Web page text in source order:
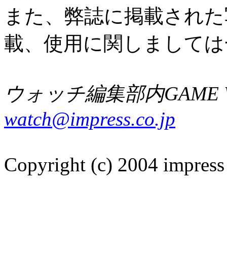
また、弊誌に掲載され
載、使用に関しまして
ウォッチ編集部内GAME
watch@impress.co.jp
Copyright (c) 2004